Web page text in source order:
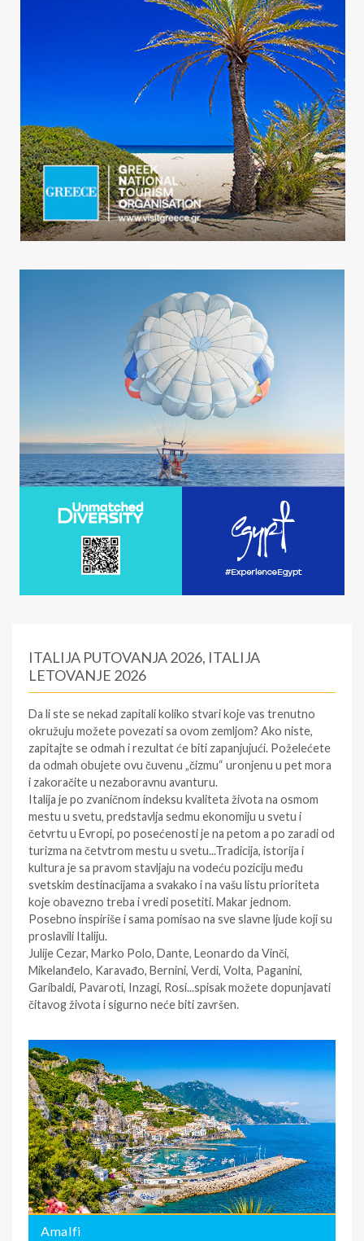
ITALIJA PUTOVANJA 2026, ITALIJA
LETOVANJE 2026
Da li ste se nekad zapitali koliko stvari koje vas trenutno
okružuju možete povezati sa ovom zemljom? Ako niste,
zapitajte se odmah i rezultat će biti zapanjujući. Poželećete
da odmah obujete ovu čuvenu „čizmu“ uronjenu u pet mora
i zakoračite u nezaboravnu avanturu.
Italija je po zvaničnom indeksu kvaliteta života na osmom
mestu u svetu, predstavlja sedmu ekonomiju u svetu i
četvrtu u Evropi, po posećenosti je na petom a po zaradi od
turizma na četvtrom mestu u svetu...Tradicija, istorija i
kultura je sa pravom stavljaju na vodeću poziciju među
svetskim destinacijama a svakako i na vašu listu prioriteta
koje obavezno treba i vredi posetiti. Makar jednom.
Posebno inspiriše i sama pomisao na sve slavne ljude koji su
proslavili Italiju.
Julije Cezar, Marko Polo, Dante, Leonardo da Vinči,
Mikelanđelo, Karavađo, Bernini, Verdi, Volta, Paganini,
Garibaldi, Pavaroti, Inzagi, Rosi...spisak možete dopunjavati
čitavog života i sigurno neće biti završen.
Amalfi